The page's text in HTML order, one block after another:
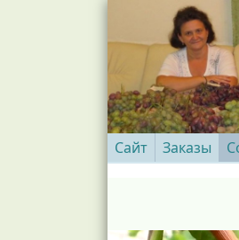
Сайт Заказы